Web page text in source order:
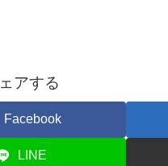
アする
Facebook
LINE